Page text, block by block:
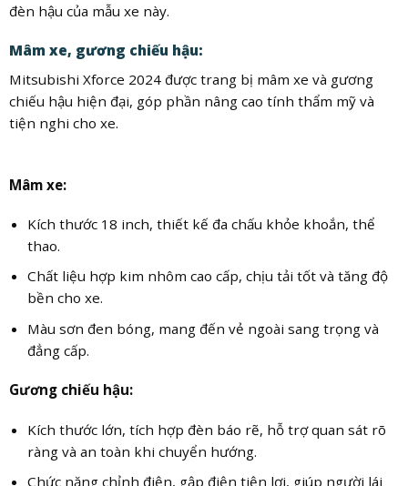
đèn hậu của mẫu xe này.
Mâm xe, gương chiếu hậu:
Mitsubishi Xforce 2024 được trang bị mâm xe và gương
chiếu hậu hiện đại, góp phần nâng cao tính thẩm mỹ và
tiện nghi cho xe.
Mâm xe:
Kích thước 18 inch, thiết kế đa chấu khỏe khoắn, thể
thao.
Chất liệu hợp kim nhôm cao cấp, chịu tải tốt và tăng độ
bền cho xe.
Màu sơn đen bóng, mang đến vẻ ngoài sang trọng và
đẳng cấp.
Gương chiếu hậu:
Kích thước lớn, tích hợp đèn báo rẽ, hỗ trợ quan sát rõ
ràng và an toàn khi chuyển hướng.
Chức năng chỉnh điện, gập điện tiện lợi, giúp người lái